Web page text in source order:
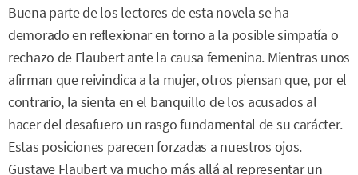
Buena parte de los lectores de esta novela se ha
demorado en reflexionar en torno a la posible simpatía o
rechazo de Flaubert ante la causa femenina. Mientras unos
afirman que reivindica a la mujer, otros piensan que, por el
contrario, la sienta en el banquillo de los acusados al
hacer del desafuero un rasgo fundamental de su carácter.
Estas posiciones parecen forzadas a nuestros ojos.
Gustave Flaubert va mucho más allá al representar un